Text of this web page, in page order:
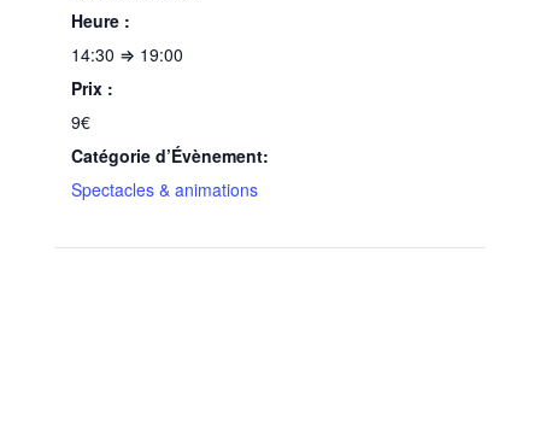
Heure :
14:30 ⇒ 19:00
Prix :
9€
Catégorie d’Évènement:
Spectacles & animations